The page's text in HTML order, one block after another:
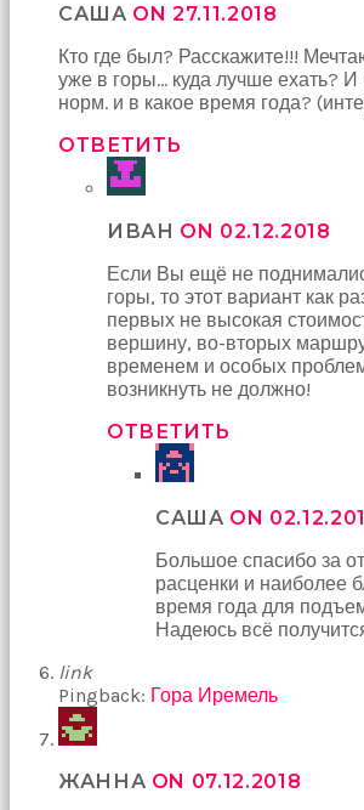
САША ON 27.11.2018
Кто где был? Расскажите!!!
уже в горы… куда лучше ехать?
норм. и в какое время года?
ОТВЕТИТЬ
ИВАН ON 02.12.2018
Если Вы ещё не
горы, то этот вариант как
первых не высокая
вершину, во-вторых
временем и особых
возникнуть не должно!
ОТВЕТИТЬ
САША ON
Большое спасибо за
расценки и наиболее
время года для
Надеюсь всё
link
Pingback: Гора Иремель
ЖАННА ON 07.12.2018